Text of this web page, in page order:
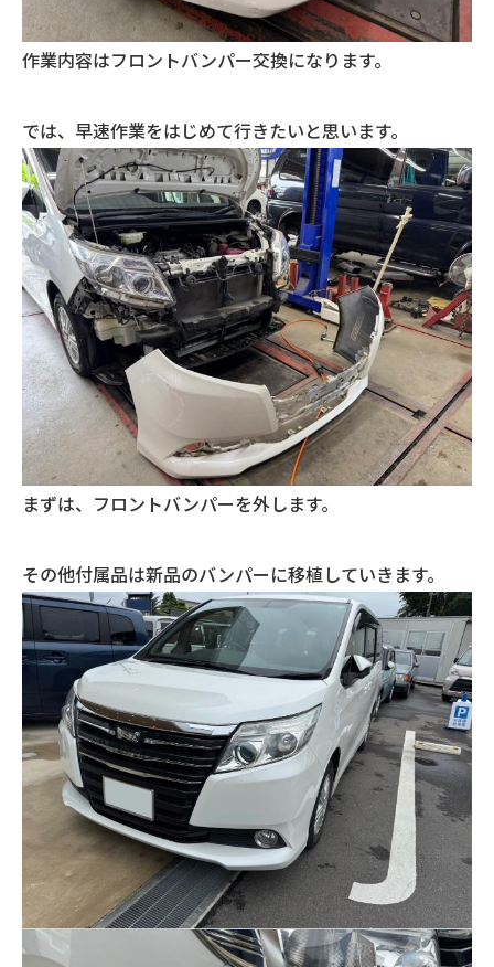
作業内容はフロントバンパー交換になります。
では、早速作業をはじめて行きたいと思います。
まずは、フロントバンパーを外します。
その他付属品は新品のバンパーに移植していきます。